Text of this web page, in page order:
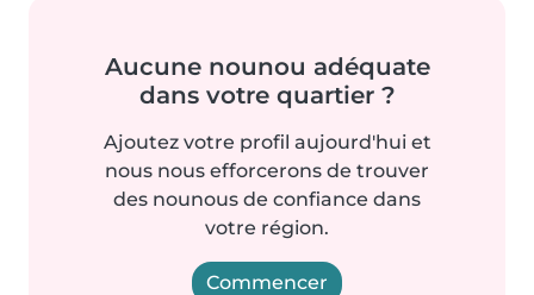
Aucune nounou adéquate
dans votre quartier ?
Ajoutez votre profil aujourd'hui et
nous nous efforcerons de trouver
des nounous de confiance dans
votre région.
Commencer